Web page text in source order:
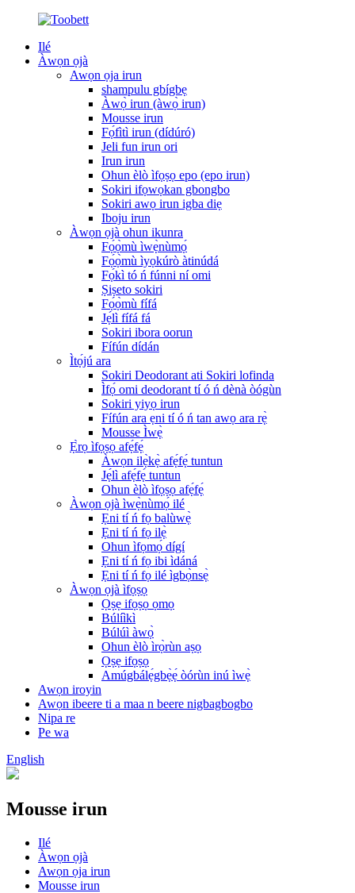
Ilé
Àwọn ọjà
Awọn ọja irun
shampulu gbígbẹ
Àwọ̀ irun (àwọ̀ irun)
Mousse irun
Fọ́fìtì irun (dídúró)
Jeli fun irun ori
Irun irun
Ohun èlò ìfọṣọ epo (epo irun)
Sokiri ifọwọkan gbongbo
Sokiri awọ irun igba diẹ
Iboju irun
Àwọn ọjà ohun ikunra
Fọ́ọ̀mù ìwẹ̀nùmọ́
Fọ́ọ̀mù ìyọkúrò àtinúdá
Fọ́kì tó ń fúnni ní omi
Ṣiṣeto sokiri
Fọ́ọ̀mù fífá
Jẹ́lì fífá fá
Sokiri ibora oorun
Fífún dídán
Ìtọ́jú ara
Sokiri Deodorant ati Sokiri lofinda
Ìfọ́ omi deodorant tí ó ń dènà òógùn
Sokiri yiyọ irun
Fífún ara ẹni tí ó ń tan awọ ara rẹ̀
Mousse Ìwẹ̀
Ẹ̀rọ ìfọṣọ afẹ́fẹ́
Àwọn ilẹ̀kẹ̀ afẹ́fẹ́ tuntun
Jẹ́lì afẹ́fẹ́ tuntun
Ohun èlò ìfọṣọ afẹ́fẹ́
Àwọn ọjà ìwẹ̀nùmọ́ ilé
Ẹni tí ń fọ balùwẹ̀
Ẹni tí ń fọ ilẹ̀
Ohun ìfọmọ́ dígí
Ẹni tí ń fọ ibi ìdáná
Ẹni tí ń fọ ilé ìgbọ̀nsẹ̀
Àwọn ọjà ìfọṣọ
Ọṣẹ ifọṣọ ọmọ
Búlíìkì
Búlúì àwọ̀
Ohun èlò ìrọ̀rùn aṣọ
Ọṣẹ ifọṣọ
Amúgbálẹ́gbẹ̀ẹ́ òórùn inú ìwẹ̀
Awọn iroyin
Awọn ibeere ti a maa n beere nigbagbogbo
Nipa re
Pe wa
English
Mousse irun
Ilé
Àwọn ọjà
Awọn ọja irun
Mousse irun